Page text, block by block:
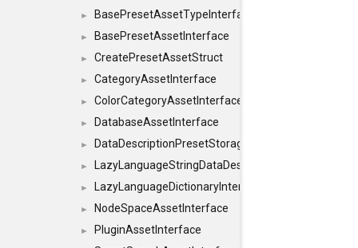
► BasePresetAssetTypeInterface
► BasePresetAssetInterface
► CreatePresetAssetStruct
► CategoryAssetInterface
► ColorCategoryAssetInterface
► DatabaseAssetInterface
► DataDescriptionPresetStorageInterface
►
► LazyLanguageDictionaryInterface
► NodeSpaceAssetInterface
► PluginAssetInterface